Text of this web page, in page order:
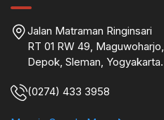
Jalan Matraman Ringinsari
RT 01 RW 49, Maguwoharjo,
Depok, Sleman, Yogyakarta.
(0274) 433 3958